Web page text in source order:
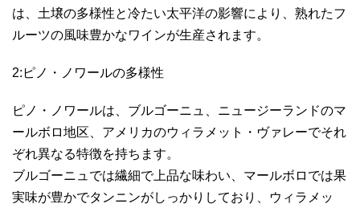
は、土壌の多様性と冷たい太平洋の影響により、熟れたフ
ルーツの風味豊かなワインが生産されます。
2:ピノ・ノワールの多様性
ピノ・ノワールは、ブルゴーニュ、ニュージーランドのマ
ールボロ地区、アメリカのウィラメット・ヴァレーでそれ
ぞれ異なる特徴を持ちます。
ブルゴーニュでは繊細で上品な味わい、マールボロでは果
実味が豊かでタンニンがしっかりしており、ウィラメッ